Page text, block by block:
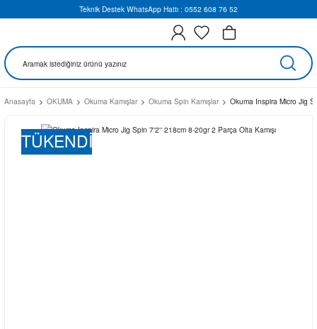
Teknik Destek WhatsApp Hattı : 0552 608 76 52
Anasayfa OKUMA Okuma Kamışlar Okuma Spin Kamışlar Okuma Inspira Micro Jig
TÜKENDİ